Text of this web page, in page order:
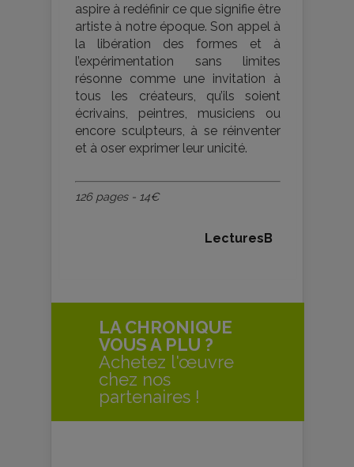
aspire à redéfinir ce que signifie être
artiste à notre époque. Son appel à
la libération des formes et à
l’expérimentation sans limites
résonne comme une invitation à
tous les créateurs, qu’ils soient
écrivains, peintres, musiciens ou
encore sculpteurs, à se réinventer
et à oser exprimer leur unicité​​​​.
126 pages - 14€
LecturesB
LA CHRONIQUE
VOUS A PLU ?
Achetez l'œuvre
chez nos
partenaires !